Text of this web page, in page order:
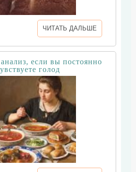
ЧИТАТЬ ДАЛЬШЕ
если вы постоянно
голод